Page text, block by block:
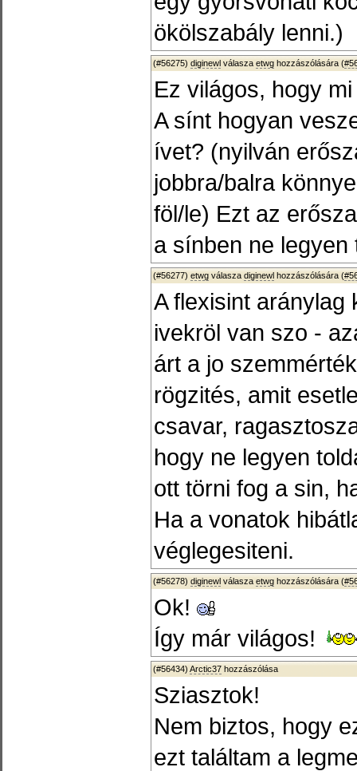
ökölszabály lenni.)
(#56275) diginewl válasza etwg hozzászólására (
Ez világos, hogy
A sínt hogyan
ívet? (nyilván
jobbra/balra
föl/le) Ezt az
a sínben ne
(#56277) etwg válasza diginewl hozzászólására (
A flexisint aránylag
ivekröl van szo -
árt a jo
rögzités, amit
csavar,
hogy ne legyen
ott törni fog a sin,
Ha a vonatok
véglegesiteni.
(#56278) diginewl válasza etwg hozzászólására (
Ok!
Így már világos!
(#56434) Arctic37 hozzászólása
Sziasztok!
Nem biztos, hogy
ezt találtam a